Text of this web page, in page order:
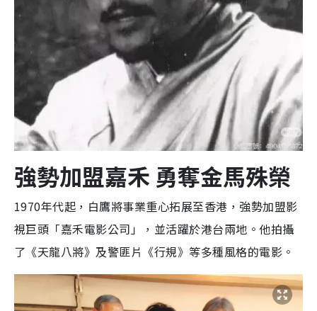
強勢加盟嘉禾 勇奪金馬殊榮
1970年代起，白鷹將事業重心拓展至香港，強勢加盟影
視巨頭「嘉禾電影公司」，並活躍於港台兩地。他拍攝
了《天龍八將》及警匪片《行規》等多種風格的電影。